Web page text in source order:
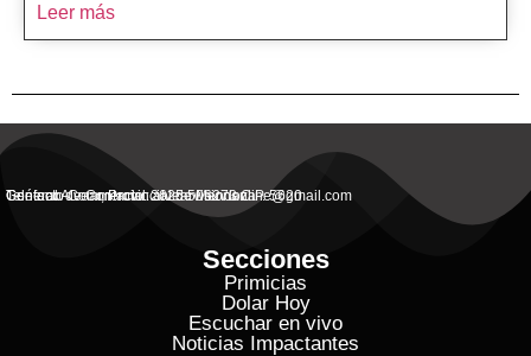
Leer más
General Alvear, Provincial de Mendoza
Contacto Commercial: alvearvisionanline@gmail.com
Teléfono de Contacto: 2625 506273 C.P. 5620
Secciones
Primicias
Dolar Hoy
Escuchar en vivo
Noticias Impactantes